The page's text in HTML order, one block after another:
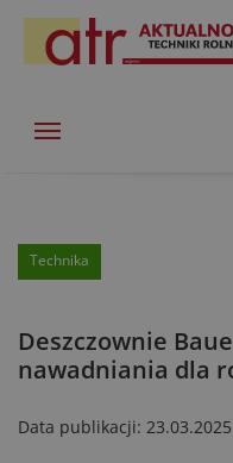
Technika
Deszczownie
nawadniania dla
Data publikacji: 23.03.2025